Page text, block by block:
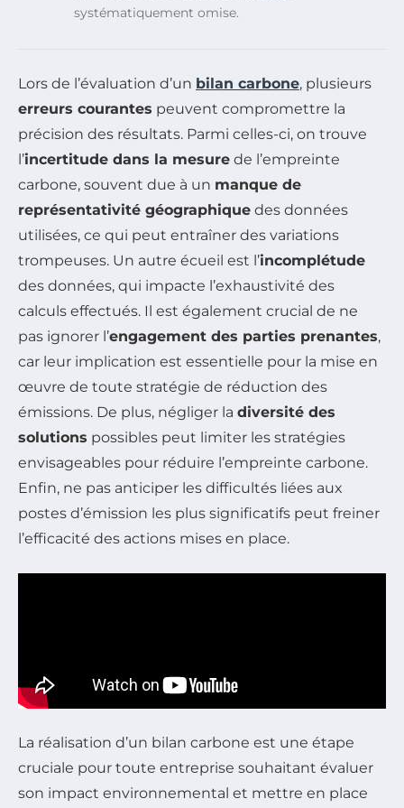
systématiquement omise.
Lors de l’évaluation d’un bilan carbone, plusieurs
erreurs courantes peuvent compromettre la
précision des résultats. Parmi celles-ci, on trouve
l’incertitude dans la mesure de l’empreinte
carbone, souvent due à un manque de
représentativité géographique des données
utilisées, ce qui peut entraîner des variations
trompeuses. Un autre écueil est l’incomplétude
des données, qui impacte l’exhaustivité des
calculs effectués. Il est également crucial de ne
pas ignorer l’engagement des parties prenantes,
car leur implication est essentielle pour la mise en
œuvre de toute stratégie de réduction des
émissions. De plus, négliger la diversité des
solutions possibles peut limiter les stratégies
envisageables pour réduire l’empreinte carbone.
Enfin, ne pas anticiper les difficultés liées aux
postes d’émission les plus significatifs peut freiner
l’efficacité des actions mises en place.
La réalisation d’un bilan carbone est une étape
cruciale pour toute entreprise souhaitant évaluer
son impact environnemental et mettre en place